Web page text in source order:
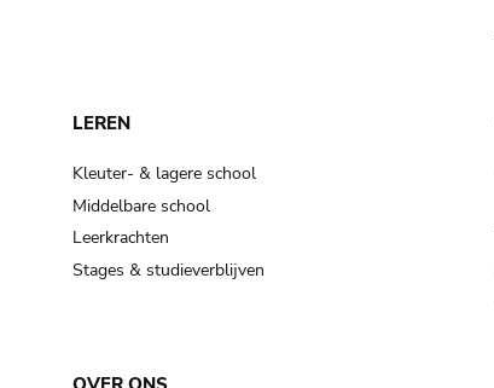
LEREN
Kleuter- & lagere school
Middelbare school
Leerkrachten
Stages & studieverblijven